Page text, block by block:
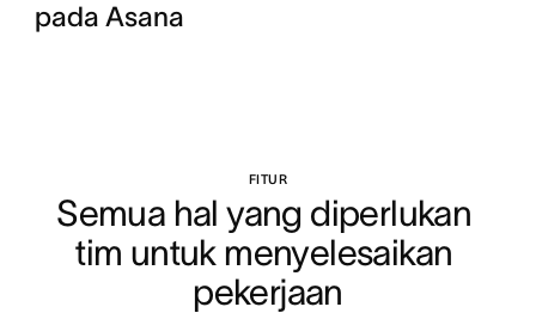
pada Asana
FITUR
Semua hal yang diperlukan
tim untuk menyelesaikan
pekerjaan